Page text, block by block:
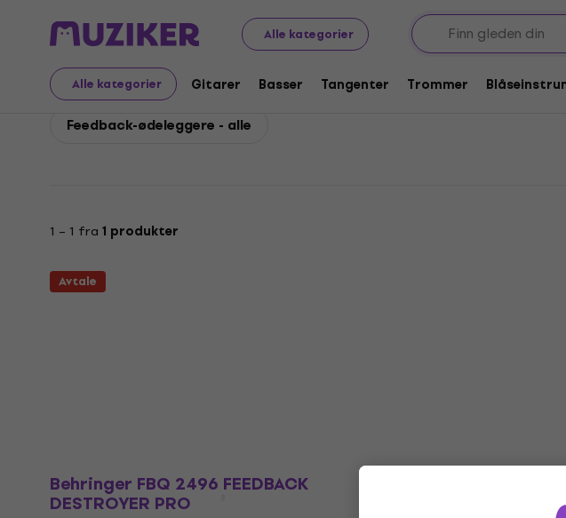
Alle kategorier
Alle kategorier Gitarer Basser Tangenter Trommer
Behringer PA Effekt- og signalprosessorer Behringer Feedback-ødeleggere
Behringer Feedback-ødeleggere
Feedback-ødeleggere - alle
1 – 1 fra 1 produkter
Avtale
Behringer FBQ 2496 FEEDBACK
DESTROYER PRO